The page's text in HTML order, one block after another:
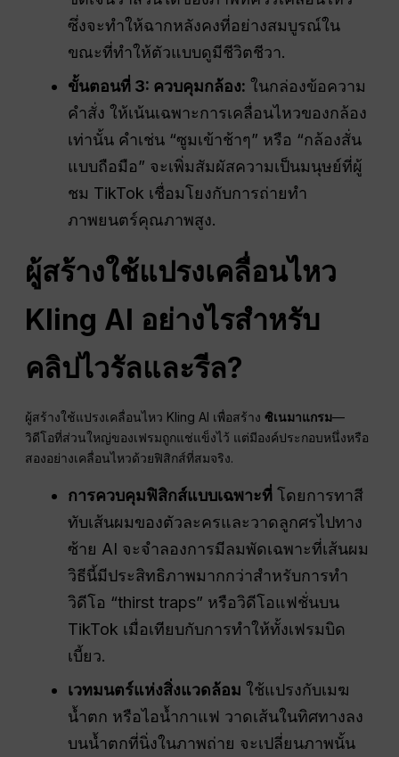
ซึ่งจะทำให้ฉากหลังคงที่อย่างสมบูรณ์ใน
ขณะที่ทำให้ตัวแบบดูมีชีวิตชีวา.
ขั้นตอนที่ 3: ควบคุมกล้อง: ในกล่องข้อความ
คำสั่ง ให้เน้นเฉพาะการเคลื่อนไหวของกล้อง
เท่านั้น คำเช่น “ซูมเข้าช้าๆ” หรือ “กล้องสั่น
แบบถือมือ” จะเพิ่มสัมผัสความเป็นมนุษย์ที่ผู้
ชม TikTok เชื่อมโยงกับการถ่ายทำ
ภาพยนตร์คุณภาพสูง.
ผู้สร้างใช้แปรงเคลื่อนไหว
Kling AI อย่างไรสำหรับ
คลิปไวรัลและรีล?
ผู้สร้างใช้แปรงเคลื่อนไหว Kling AI เพื่อสร้างซิเนมาแกรม—
วิดีโอที่ส่วนใหญ่ของเฟรมถูกแช่แข็งไว้ แต่มีองค์ประกอบหนึ่งหรือ
สองอย่างเคลื่อนไหวด้วยฟิสิกส์ที่สมจริง.
การควบคุมฟิสิกส์แบบเฉพาะที่ โดยการทาสี
ทับเส้นผมของตัวละครและวาดลูกศรไปทาง
ซ้าย AI จะจำลองการมีลมพัดเฉพาะที่เส้นผม
วิธีนี้มีประสิทธิภาพมากกว่าสำหรับการทำ
วิดีโอ “thirst traps” หรือวิดีโอแฟชั่นบน
TikTok เมื่อเทียบกับการทำให้ทั้งเฟรมบิด
เบี้ยว.
เวทมนตร์แห่งสิ่งแวดล้อม ใช้แปรงกับเมฆ
น้ำตก หรือไอน้ำกาแฟ วาดเส้นในทิศทางลง
บนน้ำตกที่นิ่งในภาพถ่าย จะเปลี่ยนภาพนั้น